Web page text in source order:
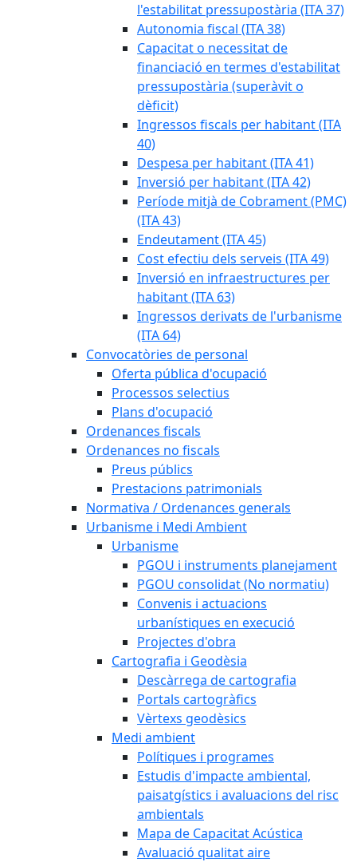
l'estabilitat pressupostària (ITA 37)
Autonomia fiscal (ITA 38)
Capacitat o necessitat de
financiació en termes d'estabilitat
pressupostària (superàvit o
dèficit)
Ingressos fiscals per habitant (ITA
40)
Despesa per habitant (ITA 41)
Inversió per habitant (ITA 42)
Període mitjà de Cobrament (PMC)
(ITA 43)
Endeutament (ITA 45)
Cost efectiu dels serveis (ITA 49)
Inversió en infraestructures per
habitant (ITA 63)
Ingressos derivats de l'urbanisme
(ITA 64)
Convocatòries de personal
Oferta pública d'ocupació
Processos selectius
Plans d'ocupació
Ordenances fiscals
Ordenances no fiscals
Preus públics
Prestacions patrimonials
Normativa / Ordenances generals
Urbanisme i Medi Ambient
Urbanisme
PGOU i instruments planejament
PGOU consolidat (No normatiu)
Convenis i actuacions
urbanístiques en execució
Projectes d'obra
Cartografia i Geodèsia
Descàrrega de cartografia
Portals cartogràfics
Vèrtexs geodèsics
Medi ambient
Polítiques i programes
Estudis d'impacte ambiental,
paisatgístics i avaluacions del risc
ambientals
Mapa de Capacitat Acústica
Avaluació qualitat aire